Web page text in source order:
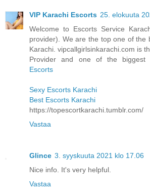
VIP Karachi Escorts 25. elokuuta
Welcome to Escorts Service
provider). We are the top one of the
Karachi. vipcallgirlsinkarachi.com is
Provider and one of the biggest
Escorts
Sexy Escorts Karachi
Best Escorts Karachi
https://topescortkarachi.tumblr.com/
Vastaa
Glince 3. syyskuuta 2021 klo 17.06
Nice info. It's very helpful.
Vastaa